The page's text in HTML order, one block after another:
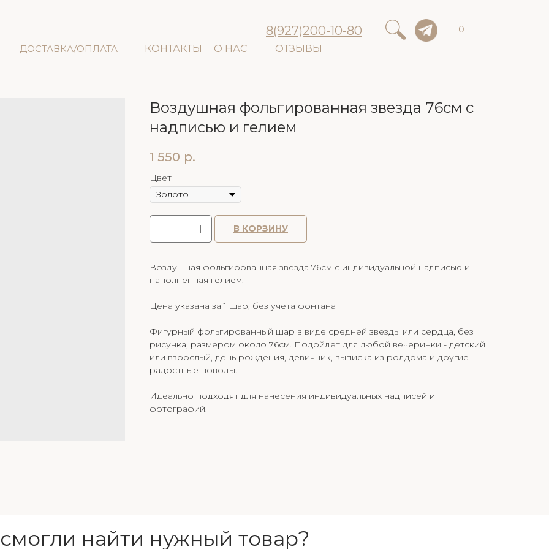
ДОСТАВКА/ОПЛАТА КОНТАКТЫ О НАС ОТЗЫВЫ
8(927)200-10-80 0
Воздушная фольгированная звезда 76см с
надписью и гелием
1 550 р.
Цвет
В КОРЗИНУ
Воздушная фольгированная звезда 76см с индивидуальной надписью и
наполненная гелием.
Цена указана за 1 шар, без учета фонтана
Фигурный фольгированный шар в виде средней звезды или сердца, без
рисунка, размером около 76см. Подойдет для любой вечеринки - детский
или взрослый, день рождения, девичник, выписка из роддома и другие
радостные поводы.
Идеально подходят для нанесения индивидуальных надписей и
фотографий.
найти нужный товар?